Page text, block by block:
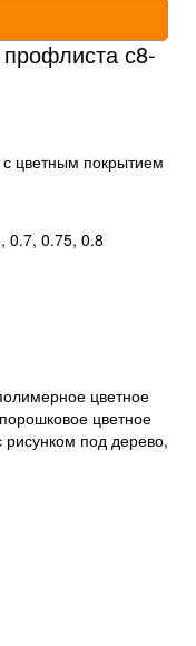
с8-
цветным покрытием
0.7, 0.75, 0.8
цветное
цветное
под дерево,